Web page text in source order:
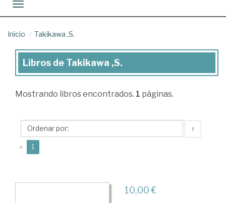
Toggle navigation
Inicio Takikawa ,S.
Libros
Takikawa
Libros de Takikawa ,S.
Mostrando libros encontrados. 1 páginas.
↑
« 1
10,00 €